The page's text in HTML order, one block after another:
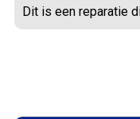
Dit is een reparatie